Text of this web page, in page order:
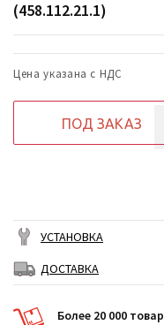
(458.112.21.1)
Цена указана с НДС
ПОД ЗАКАЗ
УСТАНОВКА
ДОСТАВКА
Более 20 000